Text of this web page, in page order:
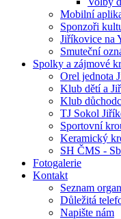
Mobilní
Sponzoři
Jiříkovice na
Smuteční
Spolky a zájmové
Orel jednota
Klub dětí a
Klub
TJ Sokol
Sportovní
Keramický
SH ČMS -
Fotogalerie
Kontakt
Seznam
Důležitá
Napište nám